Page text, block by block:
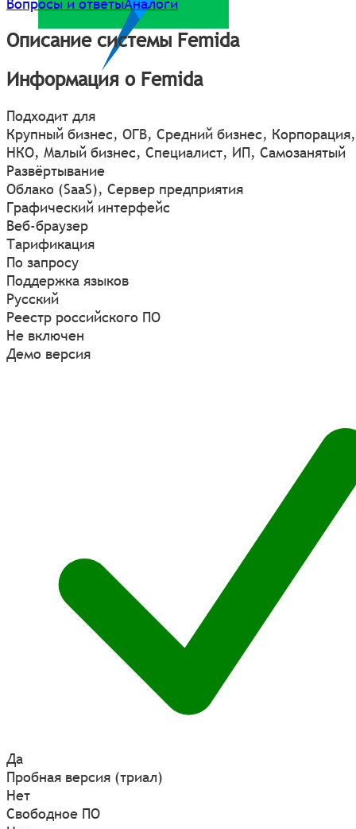
Вопросы и ответыАналоги
Описание системы Femida
Информация о Femida
Подходит для
Крупный бизнес, ОГВ, Средний бизнес, Корпорация,
НКО, Малый бизнес, Специалист, ИП, Самозанятый
Развёртывание
Облако (SaaS), Сервер предприятия
Графический интерфейс
Веб-браузер
Тарификация
По запросу
Поддержка языков
Русский
Реестр российского ПО
Не включен
Демо версия
Да
Пробная версия (триал)
Нет
Свободное ПО